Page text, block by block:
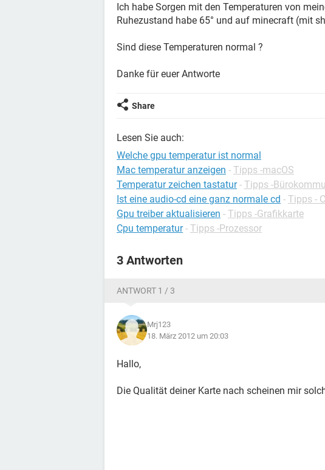
Ich habe Sorgen mit den Temperaturen von
Ruhezustand habe 65° und auf minecraft (mit
Sind diese Temperaturen normal ?
Danke für euer Antworte
Share
Lesen Sie auch:
Welche gpu temperatur ist normal
Mac temperatur anzeigen - Tipps -macOS
Temperatur zeichen tastatur - Tipps -
Ist eine audio-cd eine ganz normale cd - Tipps -
Gpu treiber aktualisieren - Tipps -Grafikkarte
Cpu temperatur - Tipps -Prozessor
3 Antworten
ANTWORT 1 / 3
Mrj123
18. März 2012 um 20:03
Hallo,
Die Qualität deiner Karte nach scheinen mir